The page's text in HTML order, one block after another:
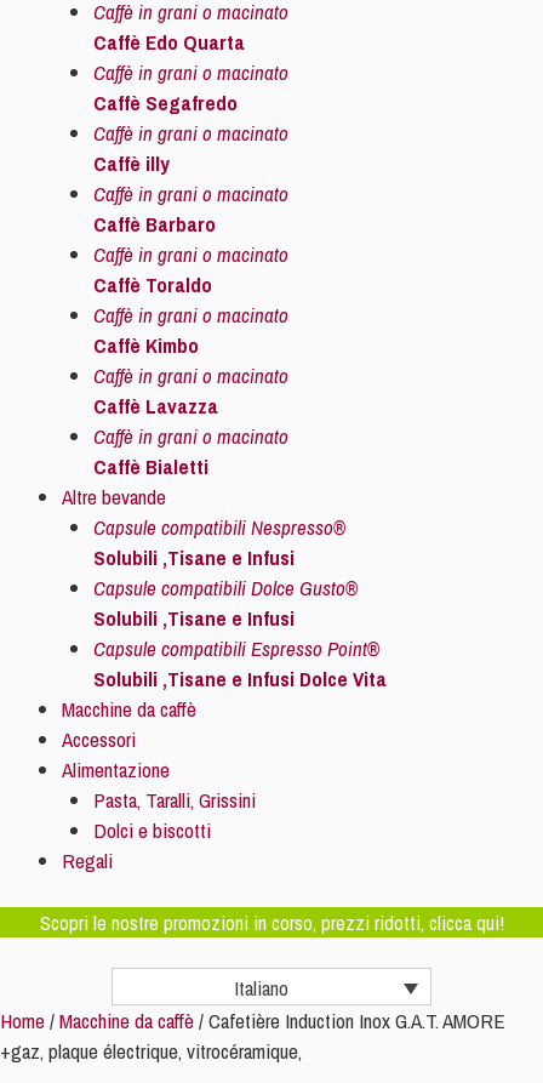
Caffè in grani o macinato
Caffè Edo Quarta
Caffè in grani o macinato
Caffè Segafredo
Caffè in grani o macinato
Caffè illy
Caffè in grani o macinato
Caffè Barbaro
Caffè in grani o macinato
Caffè Toraldo
Caffè in grani o macinato
Caffè Kimbo
Caffè in grani o macinato
Caffè Lavazza
Caffè in grani o macinato
Caffè Bialetti
Altre bevande
Capsule compatibili Nespresso®
Solubili ,Tisane e Infusi
Capsule compatibili Dolce Gusto®
Solubili ,Tisane e Infusi
Capsule compatibili Espresso Point®
Solubili ,Tisane e Infusi Dolce Vita
Macchine da caffè
Accessori
Alimentazione
Pasta, Taralli, Grissini
Dolci e biscotti
Regali
Scopri le nostre promozioni in corso, prezzi ridotti, clicca qui!
Italiano
Home/Macchine da caffè/ Cafetière Induction Inox G.A.T. AMORE
+gaz, plaque électrique, vitrocéramique,